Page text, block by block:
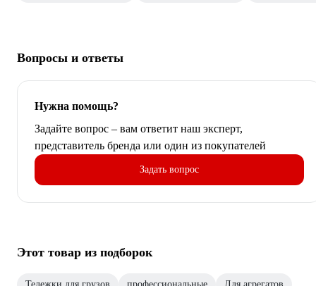
Вопросы и ответы
Нужна помощь?
Задайте вопрос – вам ответит наш эксперт,
представитель бренда или один из покупателей
Задать вопрос
Этот товар из подборок